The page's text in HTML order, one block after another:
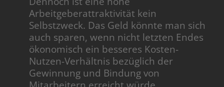
Arbeitgeberattraktivität kein
Selbstzweck. Das Geld könnte man sich
auch sparen, wenn nicht letzten Endes
ökonomisch ein besseres Kosten-
Nutzen-Verhältnis bezüglich der
Gewinnung und Bindung von